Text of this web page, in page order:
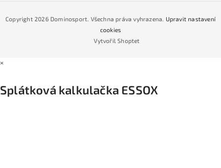
Podmínky nákupu na splátky ESSOX
Vytvořil Shoptet
Copyright 2026 Dominosport. Všechna práva vyhrazena. Upravit nastavení
cookies
×
Splátková kalkulačka ESSOX